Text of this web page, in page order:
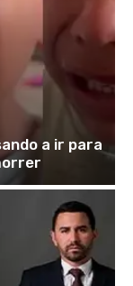
a ir para